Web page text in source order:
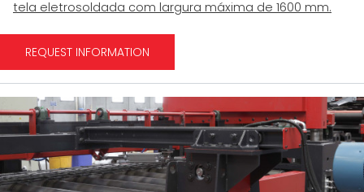
tela eletrosoldada com largura máxima de 1600 mm.
REQUEST INFORMATION